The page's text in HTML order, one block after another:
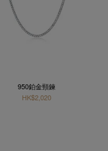
950鉑金頸鍊
HK$2,020